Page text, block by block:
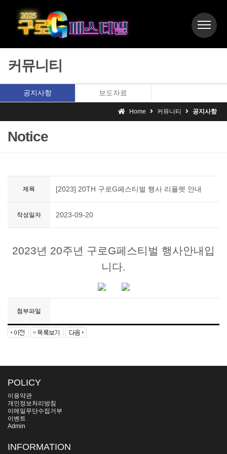
커뮤니티
공지사항 보도자료
Home 커뮤니티 공지사항
Notice
제목 [2023] 20TH 구로G페스티벌 행사 리플렛 안내
작성일자 2023-09-20
2023년 20주년 구로G페스티벌 행사안내입
니다.
첨부파일
POLICY
이용약관
개인정보처리방침
이메일무단수집거부
이벤트
Admin
INFORMATION